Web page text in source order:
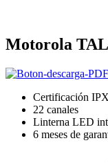
Motorola
Certificación
22 canales
Linterna LED
6 meses de